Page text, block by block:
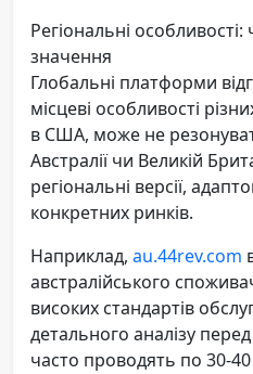
Регіональні
значення
Глобальні платформи
місцеві особливості
в США, може не
Австралії чи Великій
регіональні версії,
конкретних ринків.
Наприклад, au.44rev.com
австралійського
високих стандартів
детального аналізу
часто проводять по 30-